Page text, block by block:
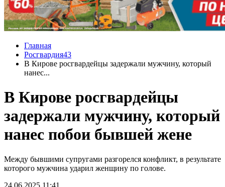
Главная
Росгвардия43
В Кирове росгвардейцы задержали мужчину, который
нанес...
В Кирове росгвардейцы
задержали мужчину, который
нанес побои бывшей жене
Между бывшими супругами разгорелся конфликт, в результате
которого мужчина ударил женщину по голове.
24.06.2025 11:41